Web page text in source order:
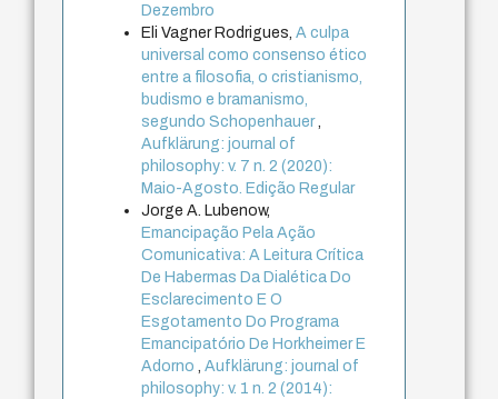
Dezembro
Eli Vagner Rodrigues,A culpa
universal como consenso ético
entre a filosofia, o cristianismo,
budismo e bramanismo,
segundo Schopenhauer,
Aufklärung: journal of
philosophy: v. 7 n. 2 (2020):
Maio-Agosto. Edição Regular
Jorge A. Lubenow,
Emancipação Pela Ação
Comunicativa: A Leitura Crítica
De Habermas Da Dialética Do
Esclarecimento E O
Esgotamento Do Programa
Emancipatório De Horkheimer E
Adorno,Aufklärung: journal of
philosophy: v. 1 n. 2 (2014):